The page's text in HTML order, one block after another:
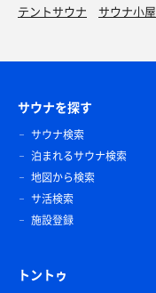
テントサウナ
サウナ小屋
サウナを探す
サウナ検索
泊まれるサウナ検索
地図から検索
サ活検索
施設登録
トントゥ